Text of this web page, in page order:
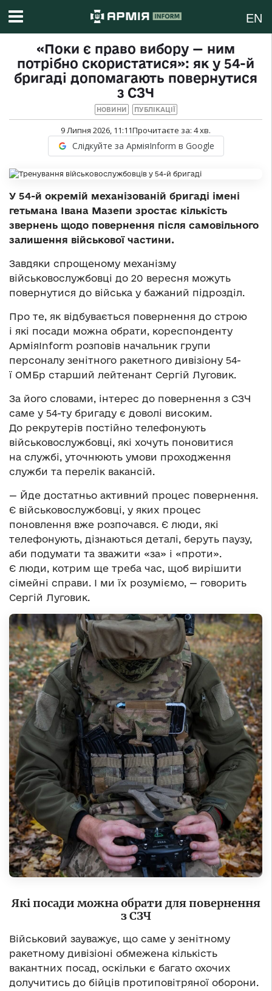
EN
«Поки є право вибору — ним
потрібно скористатися»: як у 54-й
бригаді допомагають повернутися
з СЗЧ
НОВИНИ ПУБЛІКАЦІЇ
9 Липня 2026, 11:11Прочитаєте за: 4хв.
Слідкуйте за АрміяInform в Google
У 54-й окремій механізованій бригаді імені
гетьмана Івана Мазепи зростає кількість
звернень щодо повернення після самовільного
залишення військової частини.
Завдяки спрощеному механізму
військовослужбовці до 20 вересня можуть
повернутися до війська у бажаний підрозділ.
Про те, як відбувається повернення до строю
і які посади можна обрати, кореспонденту
АрміяInform розповів начальник групи
персоналу зенітного ракетного дивізіону 54-
ї ОМБр старший лейтенант Сергій Луговик.
За його словами, інтерес до повернення з СЗЧ
саме у 54-ту бригаду є доволі високим.
До рекрутерів постійно телефонують
військовослужбовці, які хочуть поновитися
на службі, уточнюють умови проходження
служби та перелік вакансій.
— Йде достатньо активний процес повернення.
Є військовослужбовці, у яких процес
поновлення вже розпочався. Є люди, які
телефонують, дізнаються деталі, беруть паузу,
аби подумати та зважити «за» і «проти».
Є люди, котрим ще треба час, щоб вирішити
сімейні справи. І ми їх розуміємо, — говорить
Сергій Луговик.
Які посади можна обрати для повернення
з СЗЧ
Військовий зауважує, що саме у зенітному
ракетному дивізіоні обмежена кількість
вакантних посад, оскільки є багато охочих
долучитись до бійців протиповітряної оборони.